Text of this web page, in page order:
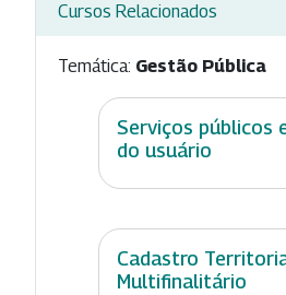
Cursos Relacionados
Temática: Gestão Pública
Serviços públicos
do usuário
Cadastro
Multifinalitário